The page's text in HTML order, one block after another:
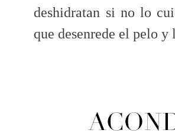
deshidratan si no lo
que desenrede el pelo